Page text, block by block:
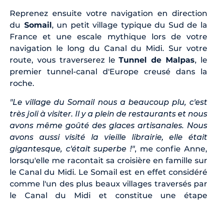
Reprenez ensuite votre navigation en direction
du Somail, un petit village typique du Sud de la
France et une escale mythique lors de votre
navigation le long du Canal du Midi. Sur votre
route, vous traverserez leTunnel de Malpas, le
premier tunnel-canal d'Europe creusé dans la
roche.
"Le village du Somail nous a beaucoup plu, c'est
très joli à visiter. Il y a plein de restaurants et nous
avons même goûté des glaces artisanales. Nous
avons aussi visité la vieille librairie, elle était
gigantesque, c'était superbe !", me confie Anne,
lorsqu'elle me racontait sa croisière en famille sur
le Canal du Midi. Le Somail est en effet considéré
comme l'un des plus beaux villages traversés par
le Canal du Midi et constitue une étape